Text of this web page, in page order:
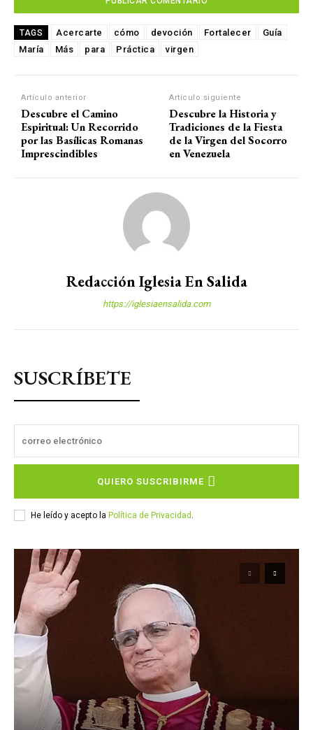
TAGS Acercarte cómo devoción Fortalecer
Guía
María
Más para Práctica virgen
Artículo anterior
Descubre el Camino
Espiritual: Un Recorrido
por las Basílicas Romanas
Imprescindibles
Artículo siguiente
Descubre la Historia y
Tradiciones de la Fiesta
de la Virgen del Socorro
en Venezuela
Redacción Iglesia En Salida
https://iglesiaensalida.com
SUSCRÍBETE
QUIERO SUSCRIBIRME
He leído y acepto la Política de Privacidad